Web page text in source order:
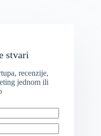
stvari
recenzije,
jednom ili